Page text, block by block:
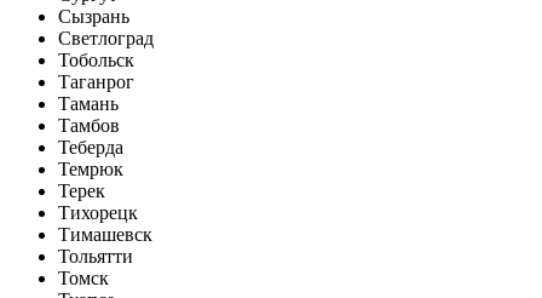
Сызрань
Светлоград
Тобольск
Таганрог
Тамань
Тамбов
Теберда
Темрюк
Терек
Тихорецк
Тимашевск
Тольятти
Томск